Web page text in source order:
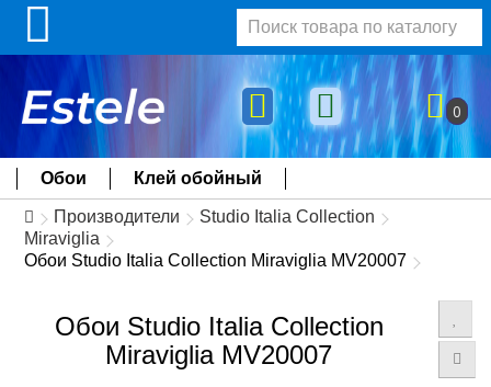
0
Обои Клей обойный
Производители
Studio Italia Collection
Miraviglia
Обои Studio Italia Collection Miraviglia MV20007
Обои Studio Italia Collection
Miraviglia MV20007